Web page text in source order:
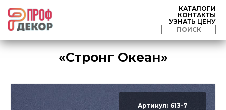
КАТАЛОГИ
КОНТАКТЫ
УЗНАТЬ ЦЕНУ
«Стронг Океан»
Артикул: 613-7